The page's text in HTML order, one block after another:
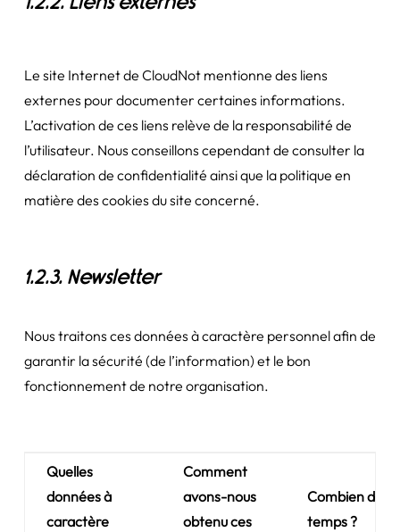
Le site Internet de CloudNot mentionne des liens
externes pour documenter certaines informations.
L’activation de ces liens relève de la responsabilité de
l’utilisateur. Nous conseillons cependant de consulter la
déclaration de confidentialité ainsi que la politique en
matière des cookies du site concerné.
1.2.3. Newsletter
Nous traitons ces données à caractère personnel afin de
garantir la sécurité (de l’information) et le bon
fonctionnement de notre organisation.
Quelles
données à
caractère
Comment
avons-nous
obtenu ces
Combien de
temps ?